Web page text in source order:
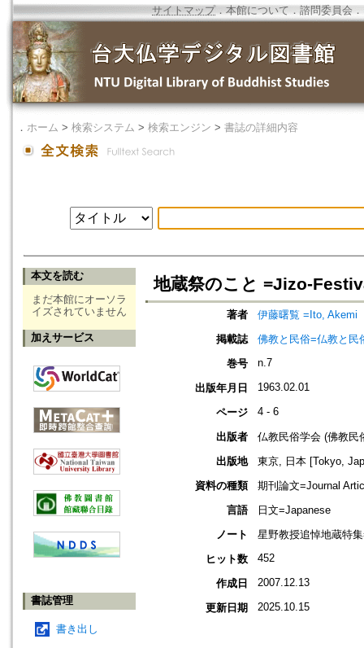
サイトマップ．本館について ． 諮問委員会 ．
． ホーム > 検索システム > 検索エンジン > 書誌の詳細内容
本文を読む
まだ本館にオーソラ
イズされていません
加えサービス
書誌管理
書き出し
地蔵祭のこと =Jizo-
著者
伊藤曙覧 =Ito, Akemi
掲載誌
佛教と民俗=仏教と民
巻号
n.7
出版年月日 1963.02.01
ページ 4 - 6
出版者
仏教民俗学会 (佛教民
出版地
東京, 日本 [Tokyo,
資料の種類
期刊論文=Journal
言語
日文=Japanese
ノート
星野教授追悼地蔵特
ヒット数
452
作成日 2007.12.13
更新日期 2025.10.15